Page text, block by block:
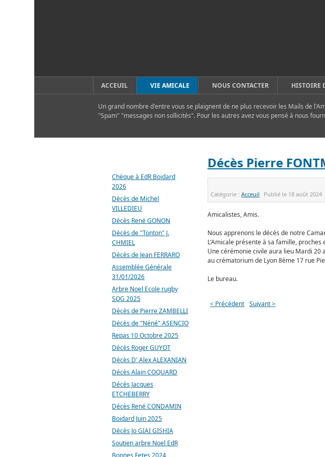
ACCEUIL VIE AMICALE NOUS CONTACTER HISTOIRE
Un grand nombre d'entre vous se plaignent de ne plus recevoir les Mails de
"Spam" "messages non sollicités". Pour les autres avez vous pensé à nous
Décès Pierre
Catégorie :Acceuil Publié le 18 août 2024
Amicalistes, Amis.
Nous apprenons le décès de notre
L'Amicale présente à sa famille,
Une cérémonie civile aura lieu Mardi 20
au crématorium de Lyon 8ème 17 rue
Le bureau.
< Précédent Suivant >
Chèque à EdR Boidard
2026
Décès de Michel
VILLEDIEU
Décès René GONON
Décès de "Tonton" J.
CHMIEL
Décès de Jean FERRARO
Assemblée Générale
31/01/2026
Arbre Noel Ecole rugby
SOG 2025
Décès de Pierre ZAMBELLI
Décès de "Néné" ASENCIO
Repas 10 Octobre 2025
Décès Roger GUYOT
Décès D' Alex ALEXANIAN
Décès Alain COQUARD
Décès Jacques
ETCHEBERRY
Décès René CONDAMIN
Boidard Juin 2025
Décès Jo GIAI GISHIA
Soutien arbre Noel EdR
Bonnes Fetes 2024